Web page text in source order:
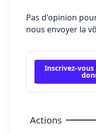
Pas d'opinion
nous envoyer la
Inscrivez-
Actions